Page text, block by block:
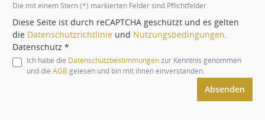
Die mit einem Stern (*) markierten Felder sind Pflichtfelder.
Diese Seite ist durch reCAPTCHA geschützt und es gelten
die Datenschutzrichtlinie und Nutzungsbedingungen.
Datenschutz *
Ich habe die Datenschutzbestimmungenzur Kenntnis genommen
und die AGB gelesen und bin mit ihnen einverstanden.
Absenden